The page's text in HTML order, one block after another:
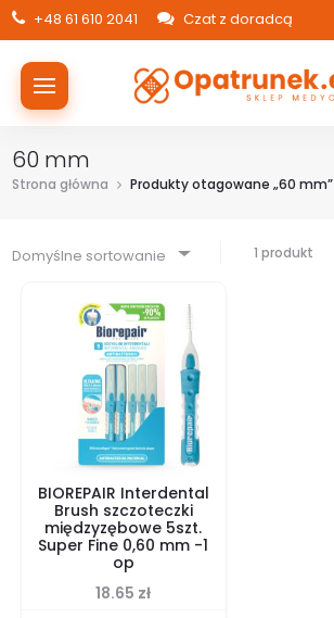
+48 61 610 2041 Czat z doradcą
60 mm
Strona główna Produkty otagowane „60 mm”
Domyślne sortowanie 1 produkt
BIOREPAIR Interdental
Brush szczoteczki
międzyzębowe 5szt.
Super Fine 0,60 mm -1
op
18.65 zł